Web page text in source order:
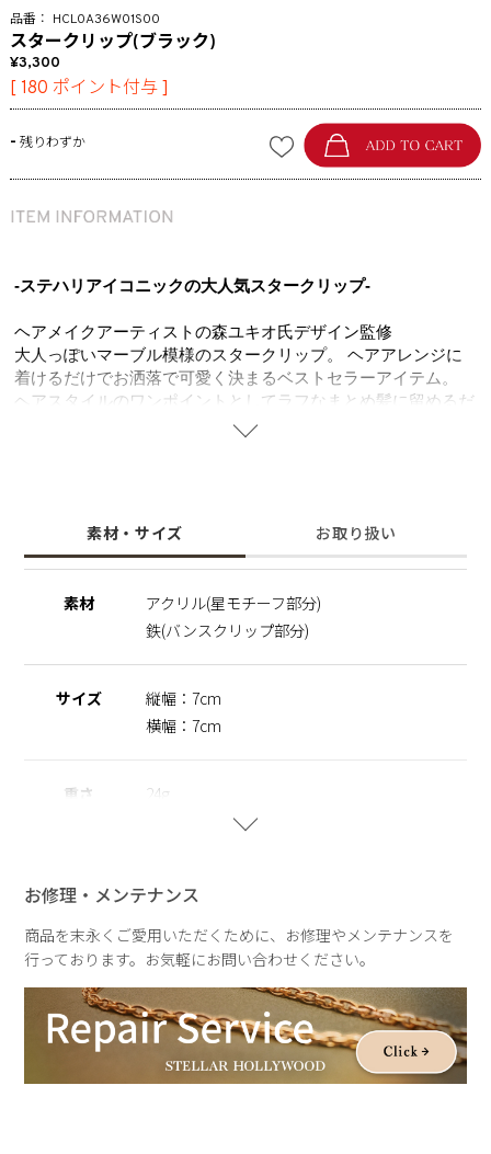
HCL0A36W01S00
スタークリップ(ブラック)
3,300
[ 180 ポイント付与 ]
- 残りわずか
-ステハリアイコニックの大人気スタークリップ-
ヘアメイクアーティストの森ユキオ氏デザイン監修
大人っぽいマーブル模様のスタークリップ。 ヘアアレンジに
着けるだけでお洒落で可愛く決まるベストセラーアイテム。
ヘアスタイルのワンポイントとしてラフなまとめ髪に留めるだ
けでこなれたスタイルを印象付けます。ありそうでなかった星
―PROFILE―
森 ユキオ
ヘアメイクアップアーティスト
数多くの著名人のヘアメイクを手がけるヘアメイクアップアー
ティスト。 ファッション誌やビューティ誌で幅広く活躍す
出版する他、美容ツールの開発も手掛ける。
素材・サイズ お取り扱い
素材
アクリル(星モチーフ部分)
鉄(バンスクリップ部分)
サイズ
縦幅：7cm
横幅：7cm
重さ 24g
お修理・メンテナンス
商品を末永くご愛用いただくために、お修理やメンテナンスを
行っております。お気軽にお問い合わせください。